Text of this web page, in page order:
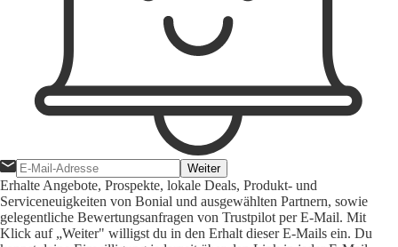
Weiter
Erhalte Angebote, Prospekte, lokale Deals, Produkt- und
Serviceneuigkeiten von Bonial und ausgewählten Partnern, sowie
gelegentliche Bewertungsanfragen von Trustpilot per E-Mail. Mit
Klick auf „Weiter" willigst du in den Erhalt dieser E-Mails ein. Du